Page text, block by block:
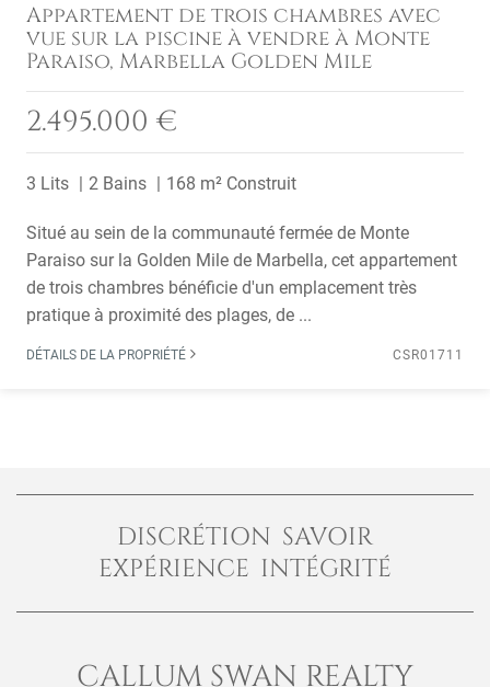
Appartement de trois chambres avec
vue sur la piscine à vendre à Monte
Paraiso, Marbella Golden Mile
2.495.000 €
3 Lits 2 Bains 168 m² Construit
Situé au sein de la communauté fermée de Monte
Paraiso sur la Golden Mile de Marbella, cet appartement
de trois chambres bénéficie d'un emplacement très
pratique à proximité des plages, de ...
DÉTAILS DE LA PROPRIÉTÉ CSR01711
DISCRÉTION SAVOIR
EXPÉRIENCE INTÉGRITÉ
CALLUM SWAN REALTY